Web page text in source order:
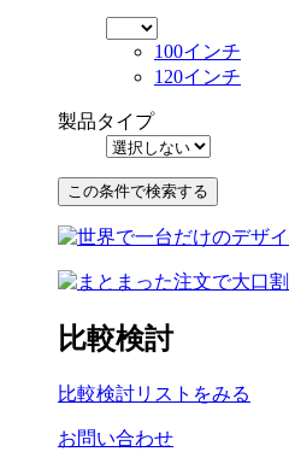
100インチ
120インチ
製品タイプ
比較検討
比較検討リストをみる
お問い合わせ